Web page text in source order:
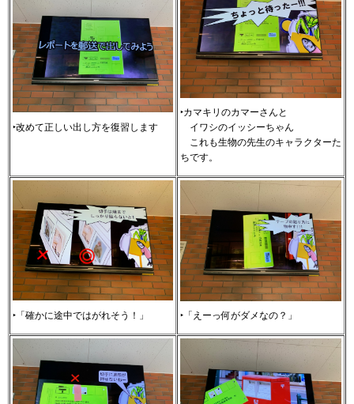
‣改めて正しい出し方を復習します
‣カマキリのカマーさんと
イ ワシのイッシーちゃん
これも生物の先生のキャラクターた
ちです。
‣「確かに途中ではがれそう！」 ‣「えーっ何がダメなの？」